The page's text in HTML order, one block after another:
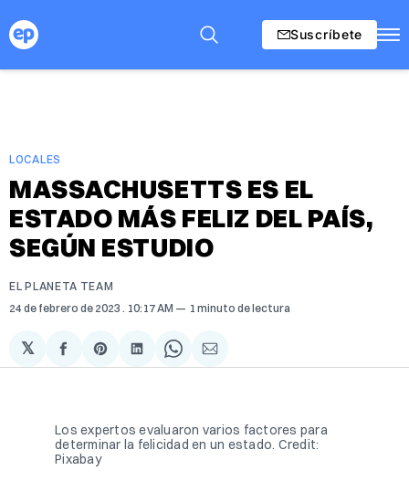
Suscríbete
LOCALES
MASSACHUSETTS ES EL
ESTADO MÁS FELIZ DEL PAÍS,
SEGÚN ESTUDIO
EL PLANETA TEAM
24 de febrero de 2023 . 10:17 AM 1 minuto de lectura
𝕏
Compartir
en
Share
on
Compartir
en
Share
on
Compartir
via
Los expertos evaluaron varios factores para
determinar la felicidad en un estado. Credit:
Pixabay